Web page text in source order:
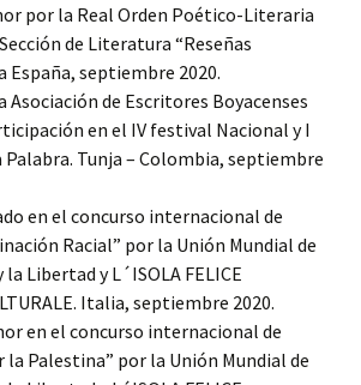
por la Real Orden Poético-Literaria
de Literatura “Reseñas
España, septiembre 2020.
Asociación de Escritores Boyacenses
en el IV festival Nacional y I
Tunja – Colombia, septiembre
en el concurso internacional de
Racial” por la Unión Mundial de
Libertad y L´ISOLA FELICE
Italia, septiembre 2020.
en el concurso internacional de
la Palestina” por la Unión Mundial de